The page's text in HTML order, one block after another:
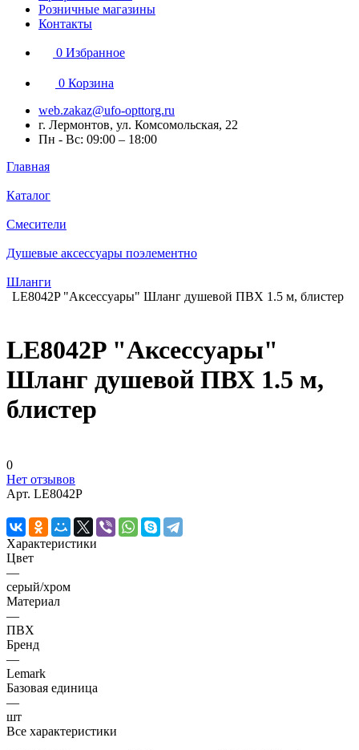
Розничные магазины
Контакты
0 Избранное
0 Корзина
web.zakaz@ufo-opttorg.ru
г. Лермонтов, ул. Комсомольская, 22
Пн - Вс: 09:00 – 18:00
Главная
Каталог
Смесители
Душевые аксессуары поэлементно
Шланги
LE8042P "Аксессуары" Шланг душевой ПВХ 1.5 м, блистер
LE8042P "Аксессуары"
Шланг душевой ПВХ 1.5 м,
блистер
0
Нет отзывов
Арт. LE8042P
Характеристики
Цвет
—
серый/хром
Материал
—
ПВХ
Бренд
—
Lemark
Базовая единица
—
шт
Все характеристики